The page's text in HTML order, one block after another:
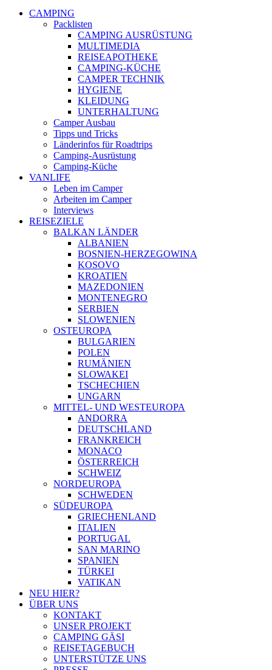
CAMPING
Packlisten
CAMPING AUSRÜSTUNG
MULTIMEDIA
REISEAPOTHEKE
CAMPING-KÜCHE
CAMPER TECHNIK
HYGIENE
KLEIDUNG
UNTERHALTUNG
Camper Ausbau
Tipps und Tricks
Länderinfos für Roadtrips
Camping-Ausrüstung
Camping-Küche
VANLIFE
Leben im Camper
Arbeiten im Camper
Interviews
REISEZIELE
BALKAN LÄNDER
ALBANIEN
BOSNIEN-HERZEGOWINA
KOSOVO
KROATIEN
MAZEDONIEN
MONTENEGRO
SERBIEN
SLOWENIEN
OSTEUROPA
BULGARIEN
POLEN
RUMÄNIEN
SLOWAKEI
TSCHECHIEN
UNGARN
MITTEL- UND WESTEUROPA
ANDORRA
DEUTSCHLAND
FRANKREICH
MONACO
ÖSTERREICH
SCHWEIZ
NORDEUROPA
SCHWEDEN
SÜDEUROPA
GRIECHENLAND
ITALIEN
PORTUGAL
SAN MARINO
SPANIEN
TÜRKEI
VATIKAN
NEU HIER?
ÜBER UNS
KONTAKT
UNSER PROJEKT
CAMPING GÄSI
REISETAGEBUCH
UNTERSTÜTZE UNS